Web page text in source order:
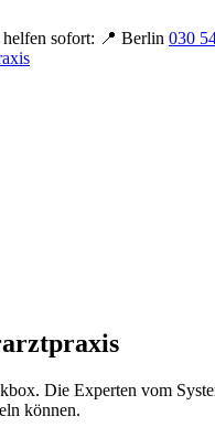
sofort: 📍 Berlin 030
Die Experten vom
können.